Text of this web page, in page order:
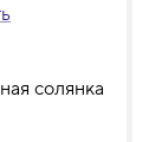
солянка